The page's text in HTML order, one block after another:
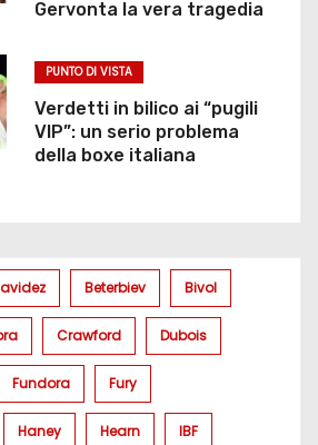
Gervonta la vera tragedia
PUNTO DI VISTA
Verdetti in bilico ai “pugili
VIP”: un serio problema
della boxe italiana
Beterbiev Bivol
Crawford Dubois
Fundora Fury
Haney Hearn IBF